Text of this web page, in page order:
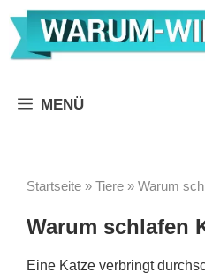
Zum
Inhalt
springen
MENÜ
Startseite » Tiere » Warum
Warum schlafen
Eine Katze verbringt